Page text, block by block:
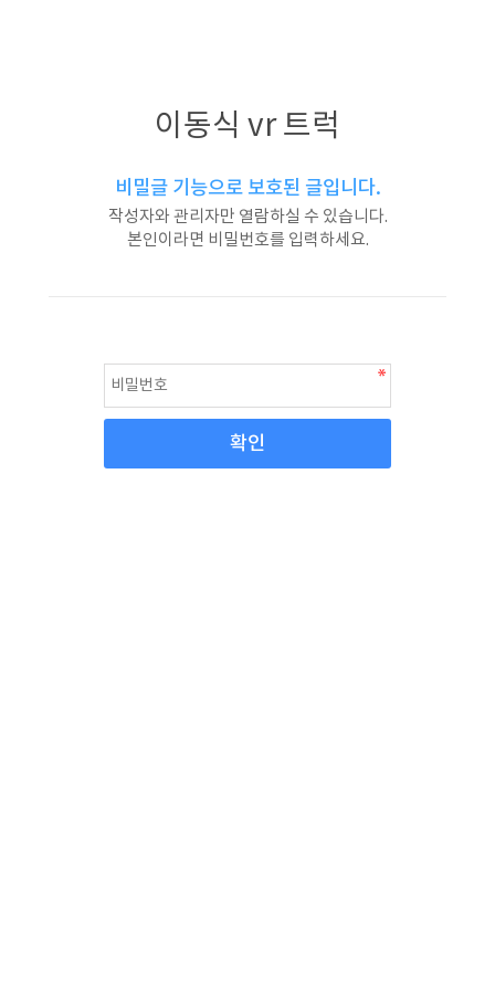
이동식 vr 트럭
비밀글 기능으로 보호된 글입니다.
작성자와 관리자만 열람하실 수 있습니다.
본인이라면 비밀번호를 입력하세요.